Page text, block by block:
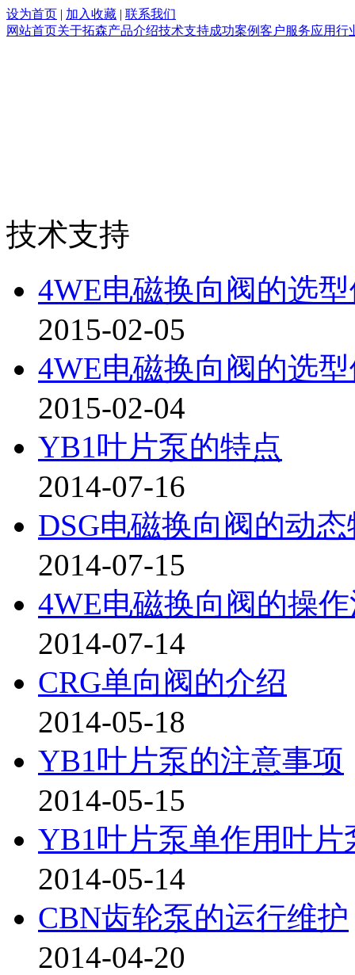
设为首页 | 加入收藏 | 联系我们
网站首页关于拓森产品介绍技术支持成功案例客户服务应用行
技术支持
4WE电磁换向阀的选
2015-02-05
4WE电磁换向阀的选
2015-02-04
YB1叶片泵的特点
2014-07-16
DSG电磁换向阀的动
2014-07-15
4WE电磁换向阀的操
2014-07-14
CRG单向阀的介绍
2014-05-18
YB1叶片泵的注意事项
2014-05-15
YB1叶片泵单作用叶片
2014-05-14
CBN齿轮泵的运行维护
2014-04-20